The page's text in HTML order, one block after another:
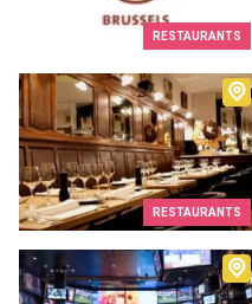
RESTAURANTS
RESTAURANTS
Au Stekerlapatte
The Big Game